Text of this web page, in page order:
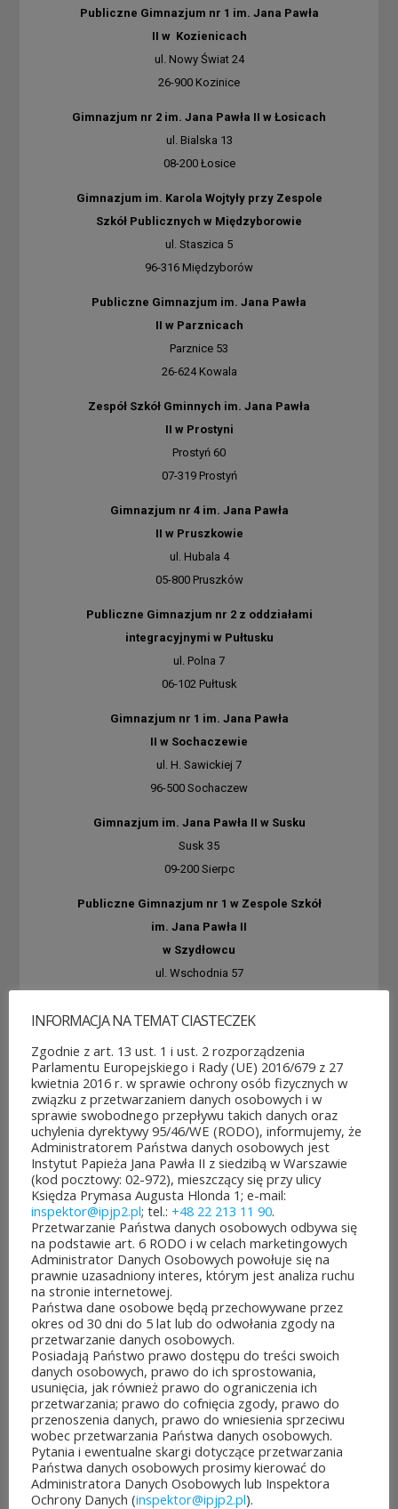
Publiczne Gimnazjum nr 1 im. Jana Pawła
II w Kozienicach
ul. Nowy Świat 24
26-900 Kozinice
Gimnazjum nr 2 im. Jana Pawła II w Łosicach
ul. Bialska 13
08-200 Łosice
Gimnazjum im. Karola Wojtyły przy Zespole
Szkół Publicznych w Międzyborowie
ul. Staszica 5
96-316 Międzyborów
Publiczne Gimnazjum im. Jana Pawła
II w Parznicach
Parznice 53
26-624 Kowala
Zespół Szkół Gminnych im. Jana Pawła
II w Prostyni
Prostyń 60
07-319 Prostyń
Gimnazjum nr 4 im. Jana Pawła
II w Pruszkowie
ul. Hubala 4
05-800 Pruszków
Publiczne Gimnazjum nr 2 z oddziałami
integracyjnymi w Pułtusku
ul. Polna 7
06-102 Pułtusk
Gimnazjum nr 1 im. Jana Pawła
II w Sochaczewie
ul. H. Sawickiej 7
96-500 Sochaczew
Gimnazjum im. Jana Pawła II w Susku
Susk 35
09-200 Sierpc
Publiczne Gimnazjum nr 1 w Zespole Szkół
im. Jana Pawła II
w Szydłowcu
ul. Wschodnia 57
Zespół Szkół Spożywczo-Gastronomicznych
i Licealnych
im. Jana Pawła II w Warszawie
ul. Komorska 17/23
04-161 Warszawa
Gimnazjum nr 145 im. Jana Pawła
II w Warszawie
ul. Krasiczyńska 4/6
03-379 Warszawa
Publiczne Gimnazjum im. Jana Pawła
II w Wąsewie
ul. Szkolna 1
07-311 Wąsewie
Zespół Placówek Oświatowych im. Jana
Pawła II w Wieczfni Kościelnej</str ong>
06-513 Wieczfnia Kościelna
Zespół Szkół im. Jana Pawła II w Zbuczynie
ul. Jana Pawła II 3
08-106 Zbuczyn
INFORMACJA NA TEMAT CIASTECZEK
Zgodnie z art. 13 ust. 1 i ust. 2 rozporządzenia
Parlamentu Europejskiego i Rady (UE) 2016/679 z 27
kwietnia 2016 r. w sprawie ochrony osób fizycznych w
związku z przetwarzaniem danych osobowych i w
sprawie swobodnego przepływu takich danych oraz
uchylenia dyrektywy 95/46/WE (RODO), informujemy, że
Administratorem Państwa danych osobowych jest
Instytut Papieża Jana Pawła II z siedzibą w Warszawie
(kod pocztowy: 02-972), mieszczący się przy ulicy
Księdza Prymasa Augusta Hlonda 1; e-mail:
inspektor@ipjp2.pl; tel.: +48 22 213 11 90.
Przetwarzanie Państwa danych osobowych odbywa się
na podstawie art. 6 RODO i w celach marketingowych
Administrator Danych Osobowych powołuje się na
prawnie uzasadniony interes, którym jest analiza ruchu
na stronie internetowej.
Państwa dane osobowe będą przechowywane przez
okres od 30 dni do 5 lat lub do odwołania zgody na
przetwarzanie danych osobowych.
Posiadają Państwo prawo dostępu do treści swoich
danych osobowych, prawo do ich sprostowania,
usunięcia, jak również prawo do ograniczenia ich
przetwarzania; prawo do cofnięcia zgody, prawo do
przenoszenia danych, prawo do wniesienia sprzeciwu
wobec przetwarzania Państwa danych osobowych.
Pytania i ewentualne skargi dotyczące przetwarzania
Państwa danych osobowych prosimy kierować do
Administratora Danych Osobowych lub Inspektora
Ochrony Danych (inspektor@ipjp2.pl).